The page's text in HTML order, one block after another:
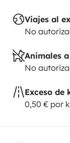
Viajes al
No
Animales
No
Exceso de
0,50 € por